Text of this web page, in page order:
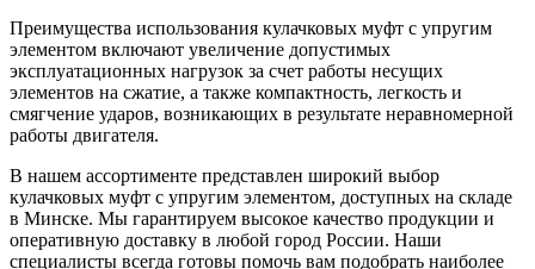
Преимущества использования кулачковых муфт с упругим
элементом включают увеличение допустимых
эксплуатационных нагрузок за счет работы несущих
элементов на сжатие, а также компактность, легкость и
смягчение ударов, возникающих в результате неравномерной
работы двигателя.
В нашем ассортименте представлен широкий выбор
кулачковых муфт с упругим элементом, доступных на складе
в Минске. Мы гарантируем высокое качество продукции и
оперативную доставку в любой город России. Наши
специалисты всегда готовы помочь вам подобрать наиболее